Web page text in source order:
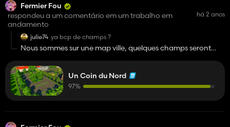
Fermier Fou
respondeu a um comentário em um trabalho em
andamento
há 2 anos
julie74 ya bcp de champs ?
Nous sommes sur une map ville, quelques champs seront
forain, cirque et événementiel
Un Coin du Nord
97%